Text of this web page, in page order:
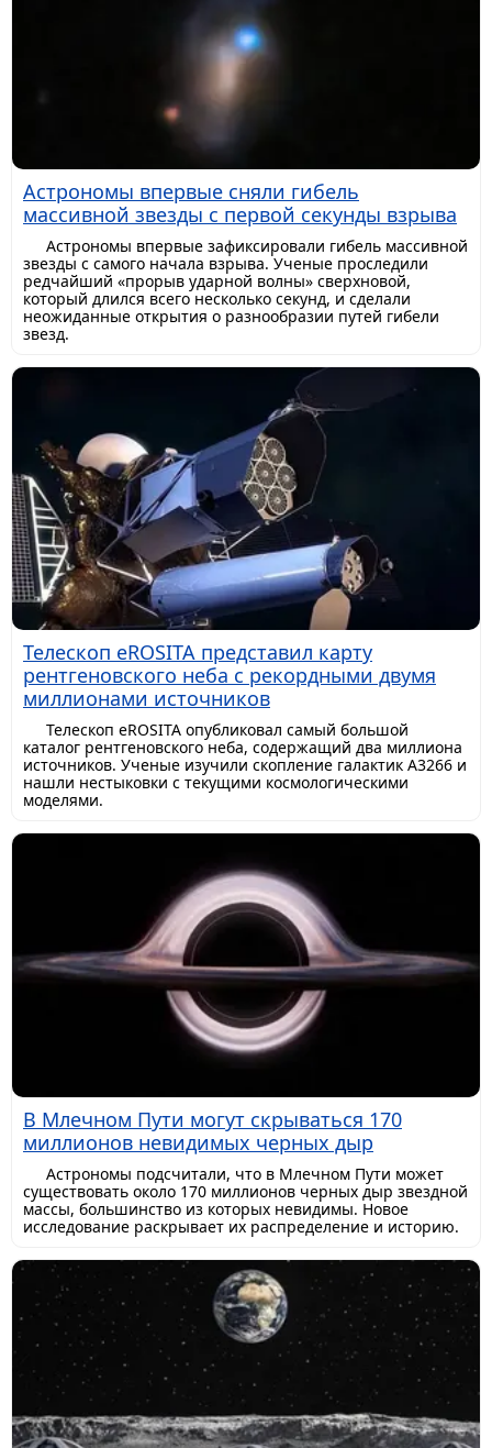
Астрономы впервые сняли гибель
массивной звезды с первой секунды взрыва
Астрономы впервые зафиксировали гибель массивной
звезды с самого начала взрыва. Ученые проследили
редчайший «прорыв ударной волны» сверхновой,
который длился всего несколько секунд, и сделали
неожиданные открытия о разнообразии путей гибели
звезд.
Телескоп eROSITA представил карту
рентгеновского неба с рекордными двумя
миллионами источников
Телескоп eROSITA опубликовал самый большой
каталог рентгеновского неба, содержащий два миллиона
источников. Ученые изучили скопление галактик A3266 и
нашли нестыковки с текущими космологическими
моделями.
В Млечном Пути могут скрываться 170
миллионов невидимых черных дыр
Астрономы подсчитали, что в Млечном Пути может
существовать около 170 миллионов черных дыр звездной
массы, большинство из которых невидимы. Новое
исследование раскрывает их распределение и историю.